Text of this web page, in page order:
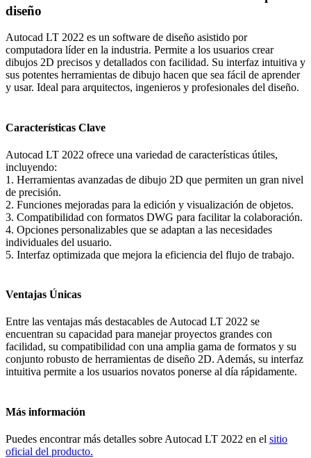
diseño
Autocad LT 2022 es un software de diseño asistido por
computadora líder en la industria. Permite a los usuarios crear
dibujos 2D precisos y detallados con facilidad. Su interfaz intuitiva y
sus potentes herramientas de dibujo hacen que sea fácil de aprender
y usar. Ideal para arquitectos, ingenieros y profesionales del diseño.
Características Clave
Autocad LT 2022 ofrece una variedad de características útiles,
incluyendo:
1. Herramientas avanzadas de dibujo 2D que permiten un gran nivel
de precisión.
2. Funciones mejoradas para la edición y visualización de objetos.
3. Compatibilidad con formatos DWG para facilitar la colaboración.
4. Opciones personalizables que se adaptan a las necesidades
individuales del usuario.
5. Interfaz optimizada que mejora la eficiencia del flujo de trabajo.
Ventajas Únicas
Entre las ventajas más destacables de Autocad LT 2022 se
encuentran su capacidad para manejar proyectos grandes con
facilidad, su compatibilidad con una amplia gama de formatos y su
conjunto robusto de herramientas de diseño 2D. Además, su interfaz
intuitiva permite a los usuarios novatos ponerse al día rápidamente.
Más información
Puedes encontrar más detalles sobre Autocad LT 2022 en el sitio
oficial del producto.